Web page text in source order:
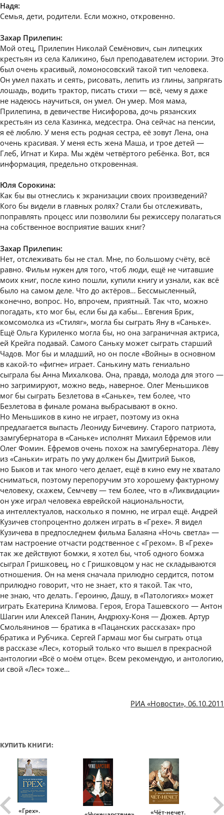
Надя:
Семья, дети, родители. Если можно, откровенно.
Захар Прилепин:
Мой отец, Прилепин Николай Семёнович, сын липецких
крестьян из села Каликино, был преподавателем истории. Это
был очень красивый, ломоносовский такой тип человека.
Он умел пахать и сеять, рисовать, лепить из глины, запрягать
лошадь, водить трактор, писать стихи — всё, чему я даже
не надеюсь научиться, он умел. Он умер. Моя мама,
Прилепина, в девичестве Нисифорова, дочь рязанских
крестьян из села Казинка, медсестра. Она сейчас на пенсии,
я её люблю. У меня есть родная сестра, её зовут Лена, она
очень красивая. У меня есть жена Маша, и трое детей —
Глеб, Игнат и Кира. Мы ждём четвёртого ребёнка. Вот, вся
информация, предельно откровенная.
Юля Сорокина:
Как бы вы отнеслись к экранизации своих произведений?
Кого бы видели в главных ролях? Стали бы отслеживать,
поправлять процесс или позволили бы режиссеру полагаться
на собственное восприятие ваших книг?
Захар Прилепин:
Нет, отслеживать бы не стал. Мне, по большому счёту, всё
равно. Фильм нужен для того, чтоб люди, ещё не читавшие
моих книг, после кино пошли, купили книгу и узнали, как всё
было на самом деле. Что до актёров… Бессмысленный,
конечно, вопрос. Но, впрочем, приятный. Так что, можно
погадать, кто мог бы, если бы да кабы… Евгения Брик,
комсомолка из «Стиляг», могла бы сыграть Яну в «Саньке».
Ещё Ольга Куриленко могла бы, но она заграничная актриса,
ей Крейга подавай. Самого Саньку может сыграть старший
Чадов. Мог бы и младший, но он после «Войны» в основном
в какой-то «фигне» играет. Санькину мать гениально
сыграла бы Анна Михалкова. Она, правда, молода для этого —
но загримируют, можно ведь, наверное. Олег Меньшиков
мог бы сыграть Безлетова в «Саньке», тем более, что
Безлетова в финале романа выбрасывают в окно.
Но Меньшиков в кино не играет, поэтому из окна
предлагается выпасть Леониду Бичевину. Старого патриота,
замгубернатора в «Саньке» исполнят Михаил Ефремов или
Олег Фомин. Ефремов очень похож на замгубернатора. Лёву
из «Саньки» играть по уму должен бы Дмитрий Быков,
но Быков и так много чего делает, ещё в кино ему не хватало
сниматься, поэтому перепоручим это хорошему фактурному
человеку, скажем, Семчеву — тем более, что в «Ликвидации»
он уже играл человека еврейской национальности,
а интеллектуалов, насколько я помню, не играл ещё. Андрей
Кузичев стопроцентно должен играть в «Грехе». Я видел
Кузичева в предпоследнем фильма Балаяна «Ночь светла» —
там настроение отчасти родственное с «Грехом». В «Грехе»
так же действуют бомжи, я хотел бы, чтоб одного бомжа
сыграл Гришковец, но с Гришковцом у нас не складываются
отношения. Он на меня сначала прилюдно сердится, потом
прилюдно говорит, что не знает, кто я такой. Так что,
не знаю, что делать. Героиню, Дашу, в «Патологиях» может
играть Екатерина Климова. Героя, Егора Ташевского — Антон
Шагин или Алексей Панин, Андрюху-Коня — Дюжев. Артур
Смольянинов — братика в «Пацанских рассказах» про
братика и Рубчика. Сергей Гармаш мог бы сыграть отца
в рассказе «Лес», который только что вышел в прекрасной
антологии «Всё о моём отце». Всем рекомендую, и антологию,
и свой «Лес» тоже…
РИА «Новости», 06.10.2011
КУПИТЬ КНИГИ:
«Грех». «Чёт-нечет.